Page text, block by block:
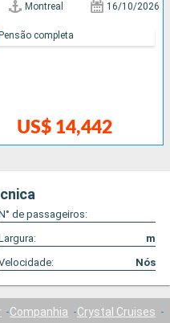
Montreal 16/10/2026
US$ 14,442
Pensão completa
de passageiros:
m
Nós
Companhia
Crystal Cruises